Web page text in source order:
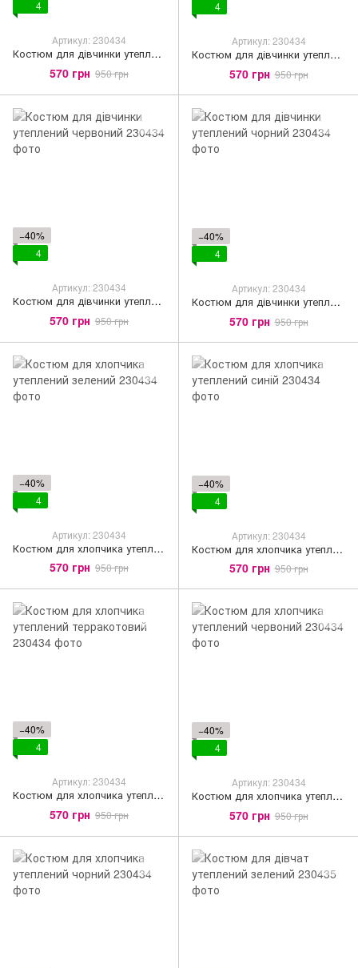
4
Артикул: 230434
Костюм для дівчинки утеплений синій
570 грн 950 грн
4
Артикул: 230434
Костюм для дівчинки утеплений терракотовий
570 грн 950 грн
−40%
4
Артикул: 230434
Костюм для дівчинки утеплений червоний
570 грн 950 грн
−40%
4
Артикул: 230434
Костюм для дівчинки утеплений чорний
570 грн 950 грн
−40%
4
Артикул: 230434
Костюм для хлопчика утеплений зелений
570 грн 950 грн
−40%
4
Артикул: 230434
Костюм для хлопчика утеплений синій
570 грн 950 грн
−40%
4
Артикул: 230434
Костюм для хлопчика утеплений терракотовий
570 грн 950 грн
−40%
4
Артикул: 230434
Костюм для хлопчика утеплений червоний
570 грн 950 грн